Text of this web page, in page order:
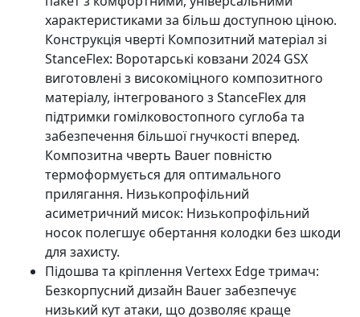
характеристиками за більш доступною ціною.
Конструкція чверті Композитний матеріал зі
StanceFlex: Воротарські ковзани 2024 GSX
виготовлені з високоміцного композитного
матеріалу, інтегрованого з StanceFlex для
підтримки гомілковостопного суглоба та
забезпечення більшої гнучкості вперед.
Композитна чверть Bauer повністю
термоформується для оптимального
прилягання. Низькопрофільний
асиметричний мисок: Низькопрофільний
носок полегшує обертання колодки без шкоди
для захисту.
Підошва та кріплення Vertexx Edge тримач:
Безкорпусний дизайн Bauer забезпечує
низький кут атаки, що дозволяє краще